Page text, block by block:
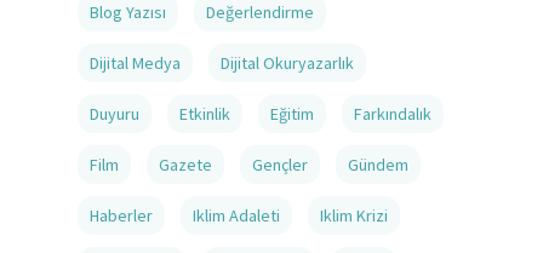
Blog Yazısı Değerlendirme
Dijital Medya Dijital Okuryazarlık
Duyuru Etkinlik Eğitim Farkındalık
Film Gazete Gençler Gündem
Haberler Iklim Adaleti Iklim Krizi